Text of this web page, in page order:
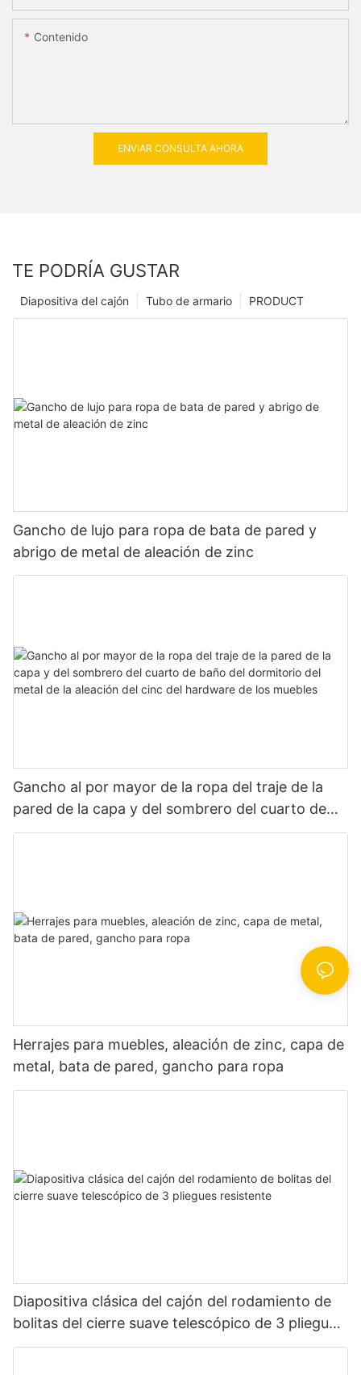
Contenido
ENVIAR CONSULTA AHORA
TE PODRÍA GUSTAR
PRODUCT
Tubo de armario
Diapositiva del cajón
Gancho de lujo para ropa de bata de pared y
abrigo de metal de aleación de zinc
Gancho al por mayor de la ropa del traje de la
pared de la capa y del sombrero del cuarto de
baño del dormitorio del metal de la aleación del
Herrajes para muebles, aleación de zinc, capa de
metal, bata de pared, gancho para ropa
Diapositiva clásica del cajón del rodamiento de
bolitas del cierre suave telescópico de 3 pliegues
resistente